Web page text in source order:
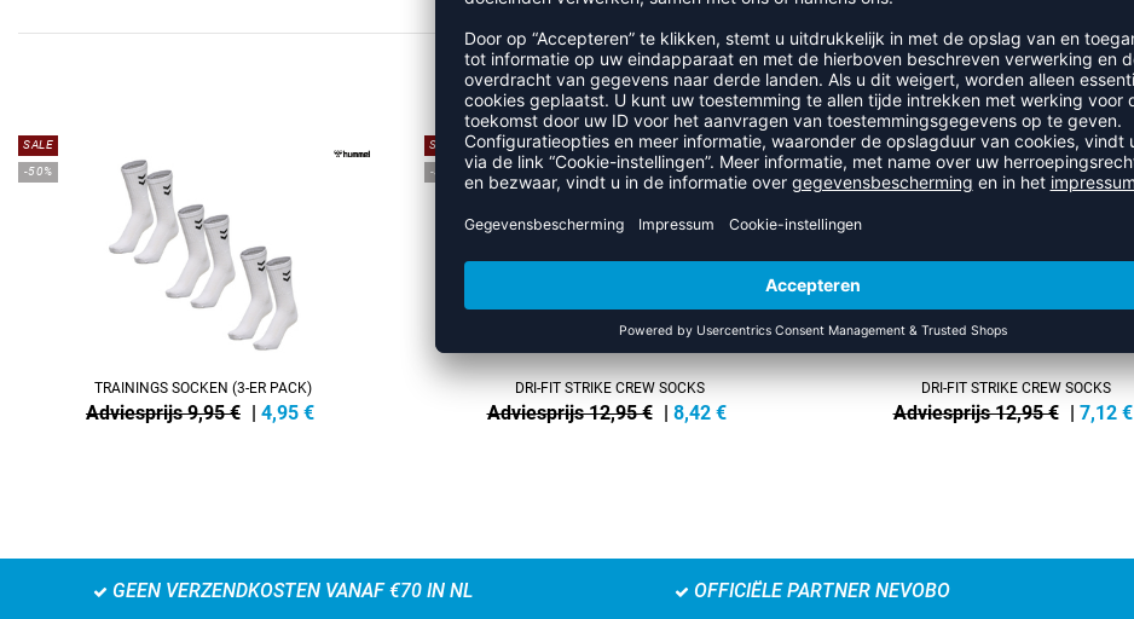
MEER UIT DE CATEGORIE SOKKEN
SALE
-50%
TRAININGS SOCKEN (3-ER PACK)
Adviesprijs 9,95 € | 4,95 €
SALE
-35%
DRI-FIT STRIKE CREW SOCKS
Adviesprijs 12,95 € | 8,42 €
-45%
DRI-FIT STRIKE CREW SOCKS
Adviesprijs 12,95 € | 7,12 €
GEEN VERZENDKOSTEN VANAF €70 IN NL OFFICIËLE PARTNER NEVOBO